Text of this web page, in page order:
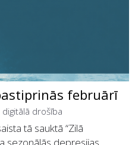
februārī
drošība
tā sauktā “Zilā